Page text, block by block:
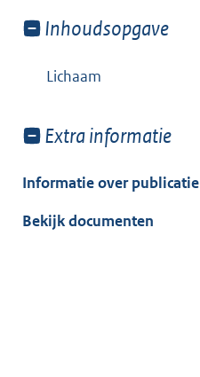
Toon
van:
Inhoudsopgave
Lichaam
Toon
van:
Extra informatie
Informatie over publicatie
Bekijk documenten